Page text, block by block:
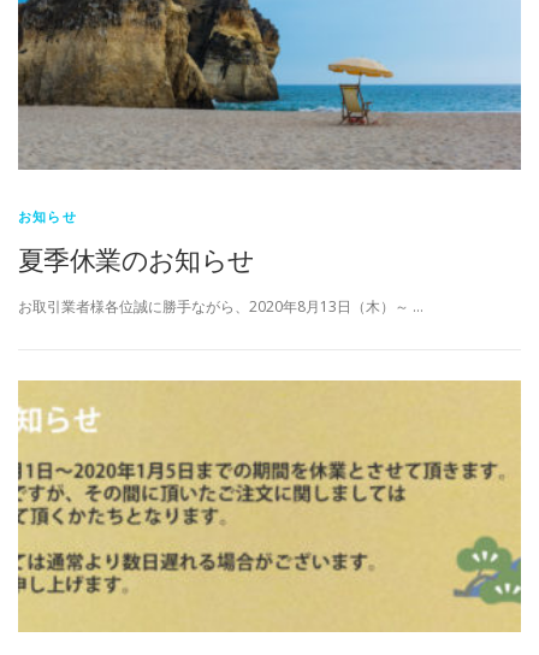
お知らせ
夏季休業のお知らせ
お取引業者様各位誠に勝手ながら、2020年8月13日（木）～ …